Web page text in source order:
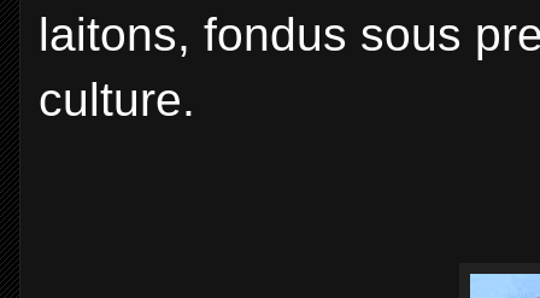
laitons, fondus sous
culture.